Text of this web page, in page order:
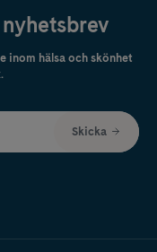
inom hälsa och skönhet
Skicka